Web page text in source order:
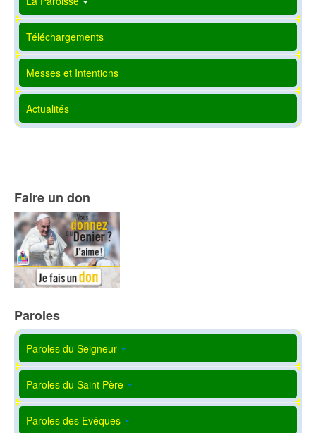
Téléchargements
Messes et Intentions
Actualités
Faire un don
Paroles
Paroles du Seigneur
Paroles du Saint Père
Paroles des Evêques